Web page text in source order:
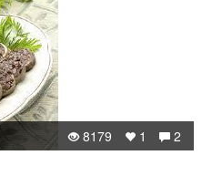
2
1
8179